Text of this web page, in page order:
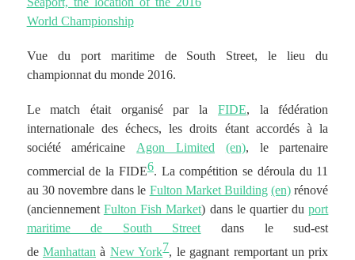
Vue du port maritime de South Street, le lieu du
championnat du monde 2016.
Le match était organisé par la FIDE, la fédération
internationale des échecs, les droits étant accordés à la
société américaine Agon Limited (en), le partenaire
commercial de la FIDE6. La compétition se déroula du 11
au 30 novembre dans le Fulton Market Building (en) rénové
(anciennement Fulton Fish Market) dans le quartier duport
maritime de South Street dans le sud-est
deManhattan à New York7, le gagnant remportant un prix